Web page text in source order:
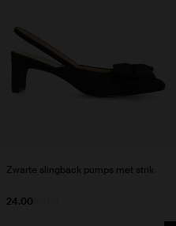
Zwarte slingback pumps met strik
24.00